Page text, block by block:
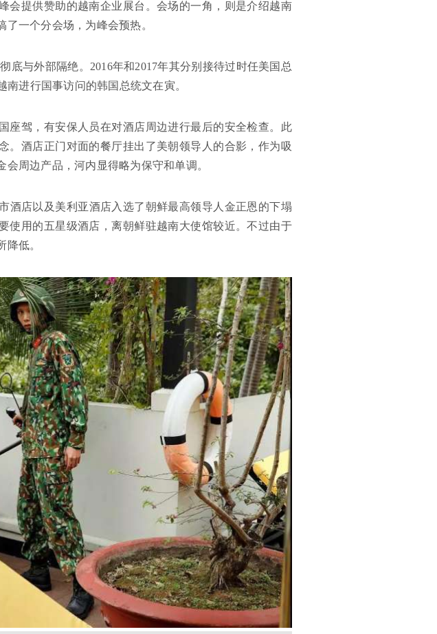
会提供赞助的越南企业展台。会场的一角，则是介绍越南
一个分会场，为峰会预热。
底与外部隔绝。2016年和2017年其分别接待过时任美国总
进行国事访问的韩国总统文在寅。
座驾，有安保人员在对酒店周边进行最后的安全检查。此
。酒店正门对面的餐厅挂出了美朝领导人的合影，作为吸
周边产品，河内显得略为保守和单调。
酒店以及美利亚酒店入选了朝鲜最高领导人金正恩的下塌
使用的五星级酒店，离朝鲜驻越南大使馆较近。不过由于
低。